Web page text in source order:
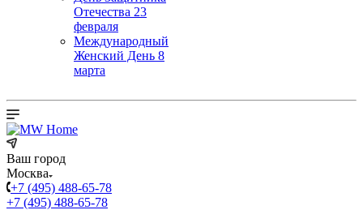
Отечества 23
февраля
Международный
Женский День 8
марта
Ваш город
Москва
+7 (495) 488-65-78
+7 (495) 488-65-78